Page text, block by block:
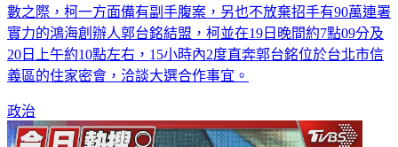
數之際，柯一方面備有副手腹案，另也不放棄招手有90萬連署
實力的鴻海創辦人郭台銘結盟，柯並在19日晚間約7點09分及
20日上午約10點左右，15小時內2度直奔郭台銘位於台北市信
義區的住家密會，洽談大選合作事宜。
政治